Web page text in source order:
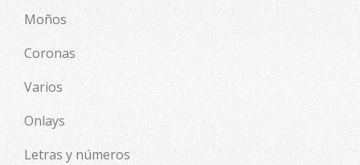
Moños
Coronas
Varios
Onlays
Letras y números